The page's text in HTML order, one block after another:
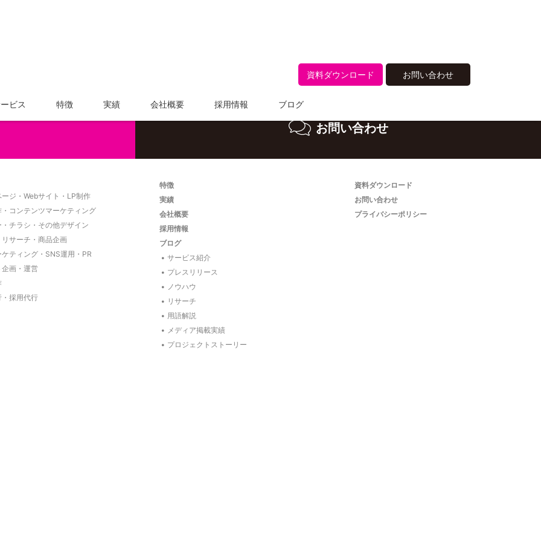
資料ダウンロード お問い合わせ
ビス 特徴 実績 会社概要 採用情報 ブログ
お気軽にご相談ください。
お問い合わせ
ジ・Webサイト・LP制作
コンテンツマーケティング
チラシ・その他デザイン
リサーチ・商品企画
ティング・SNS運用・PR
企画・運営
採用代行
特徴
実績
会社概要
採用情報
ブログ
サービス紹介
プレスリリース
ノウハウ
リサーチ
用語解説
メディア掲載実績
プロジェクトストーリー
資料ダウンロード
お問い合わせ
プライバシーポリシー